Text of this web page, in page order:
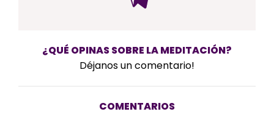
¿QUÉ OPINAS SOBRE LA MEDITACIÓN?
Déjanos un comentario!
COMENTARIOS